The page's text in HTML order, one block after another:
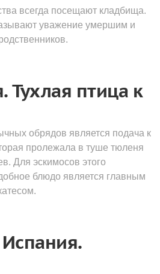
всегда посещают кладбища.
уважение умершим и
Тухлая птица к
обрядов является подача к
пролежала в туше тюленя
Для эскимосов этого
блюдо является главным